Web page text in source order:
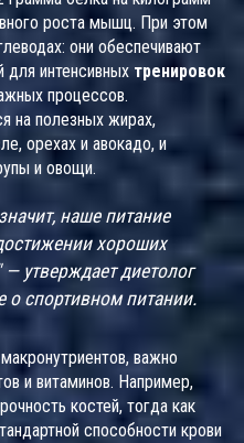
роста мышц. При этом
они обеспечивают
для интенсивных тренировок
процессов.
на полезных жирах,
орехах и авокадо, и
и овощи.
наше питание
хороших
— утверждает диетолог
о спортивном питании.
важно
и витаминов. Например,
костей, тогда как
способности крови